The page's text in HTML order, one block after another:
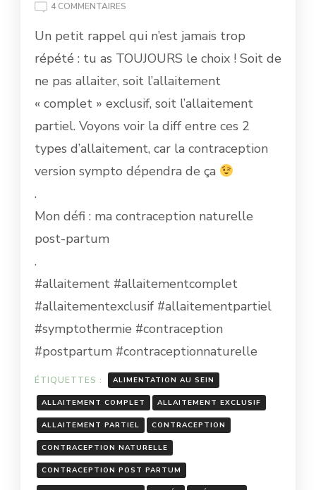
4 COMMENTAIRES
EXCLUSIF
PARTIEL
?
MON
DEFI
Un petit rappel qui n’est jamais trop
répété : tu as TOUJOURS le choix ! Soit de
ne pas allaiter, soit l’allaitement
« complet » exclusif, soit l’allaitement
partiel. Voyons voir la diff entre ces 2
types d’allaitement, car la contraception
version sympto dépendra de ça
.
Mon défi : ma contraception naturelle
post-partum
.
#allaitement #allaitementcomplet
#allaitementexclusif #allaitementpartiel
#symptothermie #contraception
#postpartum #contraceptionnaturelle
ÉTIQUETTES : ALIMENTATION AU SEIN
ALLAITEMENT COMPLET ALLAITEMENT EXCLUSIF
ALLAITEMENT PARTIEL CONTRACEPTION
CONTRACEPTION NATURELLE
CONTRACEPTION POST PARTUM